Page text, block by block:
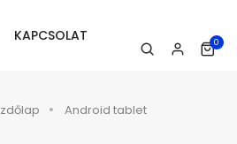
KAPCSOLAT 0
Android tablet